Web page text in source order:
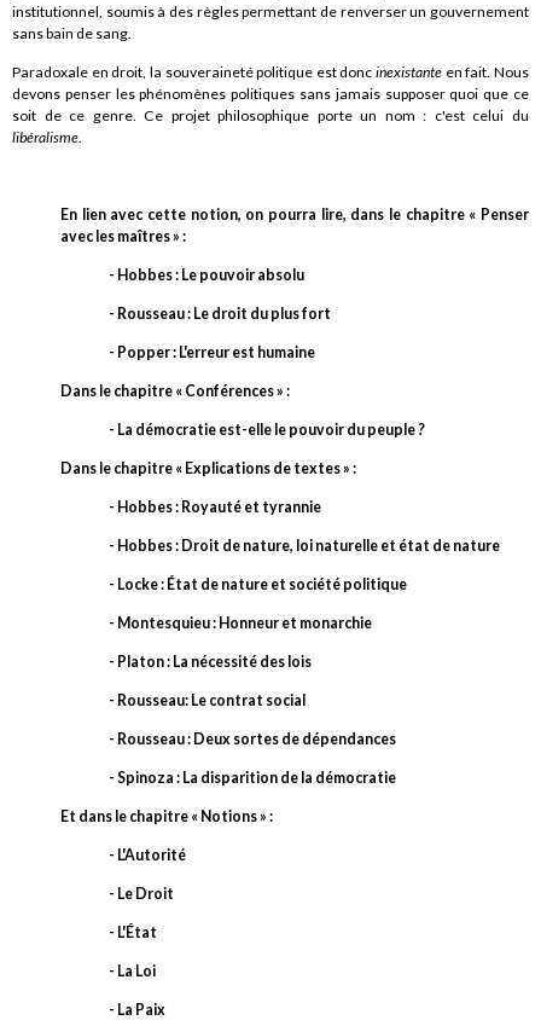
institutionnel, soumis à des règles permettant de renverser un gouvernement
sans bain de sang.
Paradoxale en droit, la souveraineté politique est doncinexistante en fait. Nous
devons penser les phénomènes politiques sans jamais supposer quoi que ce
soit de ce genre. Ce projet philosophique porte un nom : c'est celui du
libéralisme.
En lien avec cette notion, on pourra lire, dans le chapitre « Penser
avec les maîtres » :
- Hobbes : Le pouvoir absolu
- Rousseau : Le droit du plus fort
- Popper : L'erreur est humaine
Dans le chapitre « Conférences » :
- La démocratie est-elle le pouvoir du peuple ?
Dans le chapitre « Explications de textes » :
- Hobbes : Royauté et tyrannie
- Hobbes : Droit de nature, loi naturelle et état de nature
- Locke : État de nature et société politique
- Montesquieu : Honneur et monarchie
- Platon : La nécessité des lois
- Rousseau: Le contrat social
- Rousseau : Deux sortes de dépendances
- Spinoza : La disparition de la démocratie
Et dans le chapitre « Notions » :
- L'Autorité
- Le Droit
- L'État
- La Loi
- La Paix